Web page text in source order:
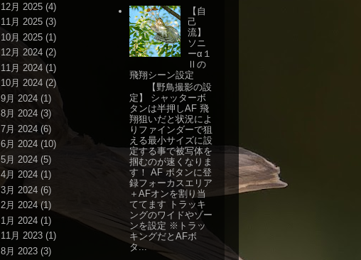
12月 2025 (4)
11月 2025 (3)
10月 2025 (1)
12月 2024 (2)
11月 2024 (1)
10月 2024 (2)
9月 2024 (1)
8月 2024 (3)
7月 2024 (6)
6月 2024 (10)
5月 2024 (5)
4月 2024 (1)
3月 2024 (6)
2月 2024(1)
1月 2024 (1)
11月 2023 (1)
8月 2023 (3)
【自
己
流】
ソニ
ーα１
Ⅱの
飛翔シーン設定
【野鳥撮影の設
定】 シャッターボ
タンは半押しAF 飛
翔狙いだと状況によ
りファインダーで狙
える最小サイズに設
定する事で被写体を
掴むのが速くなりま
す！ AF ボタンに登
録フォーカスエリア
＋AFオンを割り当
ててます トラッキ
ングのワイドやゾー
ンを設定 ※トラッ
キングだとAFボ
タ...